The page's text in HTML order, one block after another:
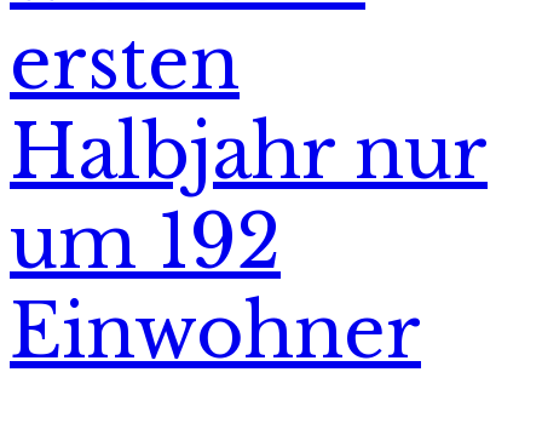
ersten
Halbjahr nur
um 192
Einwohner